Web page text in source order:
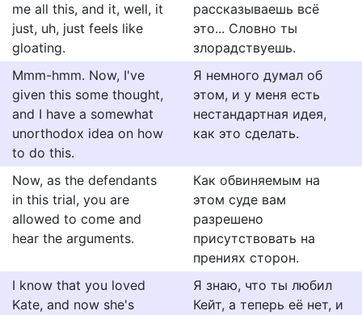
me all this, and it, well, it
just, uh, just feels like
gloating.
рассказываешь всё
это... Словно ты
злорадствуешь.
Mmm-hmm. Now, I've
given this some thought,
and I have a somewhat
unorthodox idea on how
to do this.
Я немного думал об
этом, и у меня есть
нестандартная идея,
как это сделать.
Now, as the defendants
in this trial, you are
allowed to come and
hear the arguments.
Как обвиняемым на
этом суде вам
разрешено
присутствовать на
прениях сторон.
I know that you loved
Kate, and now she's
Я знаю, что ты любил
Кейт, а теперь её нет, и